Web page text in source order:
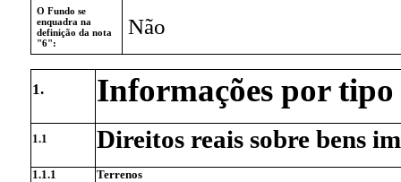
O Fundo se
enquadra na
definição da nota
"6":
Não
1. Informações por
1.1 Direitos reais sobre bens
1.1.1 Terrenos